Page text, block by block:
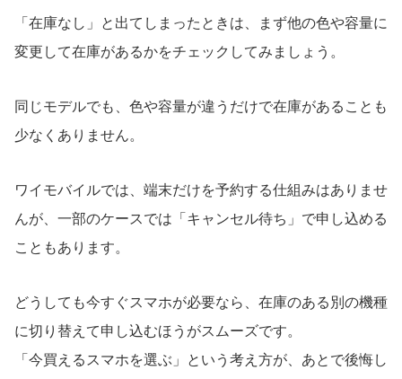
「在庫なし」と出てしまったときは、まず他の色や容量に
変更して在庫があるかをチェックしてみましょう。
同じモデルでも、色や容量が違うだけで在庫があることも
少なくありません。
ワイモバイルでは、端末だけを予約する仕組みはありませ
んが、一部のケースでは「キャンセル待ち」で申し込める
こともあります。
どうしても今すぐスマホが必要なら、在庫のある別の機種
に切り替えて申し込むほうがスムーズです。
「今買えるスマホを選ぶ」という考え方が、あとで後悔し